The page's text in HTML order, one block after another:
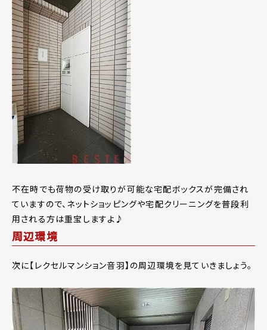
不在時でも荷物の受け取りが可能な宅配ボックスが完備され
ていますので、ネットショッピングや宅配クリーニングを普段利
用される方は重宝しますよ♪
周辺環境
次に【レクセルマンション音羽】の周辺環境を見ていきましょう。